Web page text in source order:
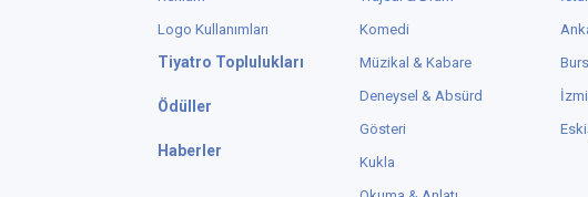
Logo Kullanımları
Tiyatro Toplulukları
Ödüller
Haberler
Komedi
Müzikal & Kabare
Deneysel & Absürd
Gösteri
Kukla